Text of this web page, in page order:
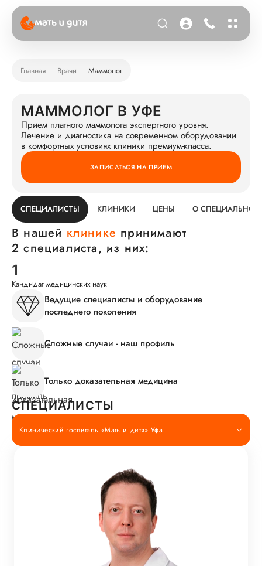
Главная Врачи Маммолог
МАММОЛОГ В УФЕ
Прием платного маммолога экспертного уровня.
Лечение и диагностика на современном оборудовании
в комфортных условиях клиники премиум-класса.
ЗАПИСАТЬСЯ НА ПРИЕМ
СПЕЦИАЛИСТЫ КЛИНИКИ ЦЕНЫ О
В нашей клинике принимают
2 специалиста, из них:
1
Кандидат медицинских наук
Ведущие специалисты и оборудование
последнего поколения
Сложные случаи - наш профиль
Только доказательная медицина
СПЕЦИАЛИСТЫ
Клинический госпиталь «Мать и дитя» Уфа